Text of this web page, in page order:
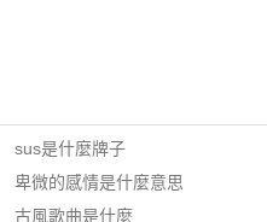
sus是什麼牌子
卑微的感情是什麼意思
古風歌曲是什麼